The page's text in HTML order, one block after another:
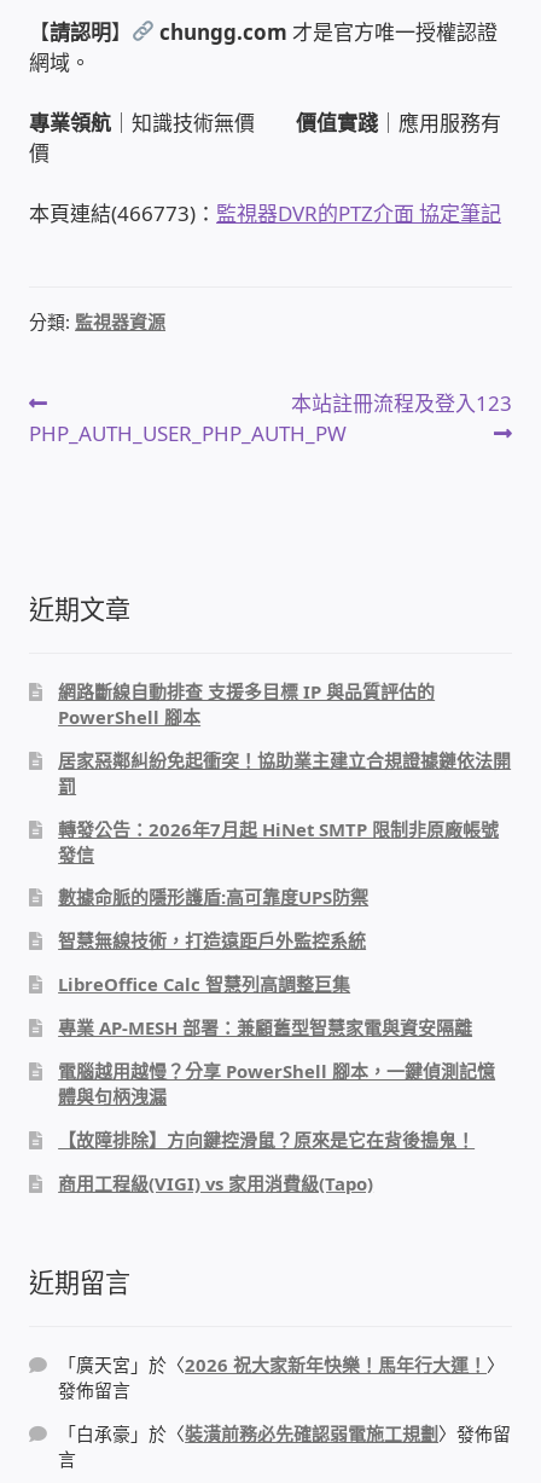
家庭水電修繕
窗簾 窗飾 丈量安裝
電腦租賃方案
飛碟 不斷電 UPS / 穩壓器 AVR
電腦 工具 軟體 手冊
網路規劃架設
OpenMediaVault OMV
NAS到府安裝服務
DAS 直連式附加存儲
出租套房出租 網路維護管理 房東免煩惱
WIFI Wi-Fi 無線熱點 無線網路
網路硬體設備
印表列印伺服器
虛擬機 Virtual machine VirtualBox Hyper-V
VMware
網路 到府檢測 連線設定
【請認明】 chungg.com 才是官方唯一授權認證
網域。
專業領航 ｜知識技術無價價值實踐 ｜應用服務有
價
本頁連結(466773)： 監視器DVR的PTZ介面 協定筆記
分類: 監視器資源
文
章
一
PHP_AUTH_USER_PHP_AUTH_PW
下
一
本站註冊流程及登入123
近期文章
網路斷線自動排查 支援多目標 IP 與品質評估的
PowerShell 腳本
居家惡鄰糾紛免起衝突！協助業主建立合規證據鏈依法開
罰
轉發公告：2026年7月起 HiNet SMTP 限制非原廠帳號
發信
數據命脈的隱形護盾:高可靠度UPS防禦
智慧無線技術，打造遠距戶外監控系統
LibreOffice Calc 智慧列高調整巨集
專業 AP-MESH 部署：兼顧舊型智慧家電與資安隔離
電腦越用越慢？分享 PowerShell 腳本，一鍵偵測記憶
體與句柄洩漏
【故障排除】方向鍵控滑鼠？原來是它在背後搗鬼！
商用工程級(VIGI) vs 家用消費級(Tapo)
近期留言
「廣天宮 」於〈2026 祝大家新年快樂！馬年行大運！ 〉
發佈留言
「白承豪 」於〈裝潢前務必先確認弱電施工規劃〉發佈留
言